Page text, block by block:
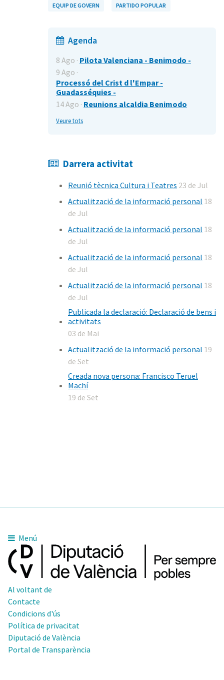
EQUIP DE GOVERN PARTIDO POPULAR
Agenda
8 Ago · Pilota Valenciana - Benimodo -
9 Ago ·
Processó del Crist d l'Empar -
Guadasséquies -
14 Ago · Reunions alcaldia Benimodo
Veure tots
Darrera activitat
Reunió tècnica Cultura i Teatres 23 de Jul
Actualització de la informació personal 18
de Jul
Actualització de la informació personal 18
de Jul
Actualització de la informació personal 18
de Jul
Actualització de la informació personal 18
de Jul
Publicada la declaració: Declaració de bens i
activitats
03 de Mai
Actualització de la informació personal 19
de Set
Creada nova persona: Francisco Teruel
Machí
19 de Set
Menú
Al voltant de
Contacte
Condicions d'ús
Política de privacitat
Diputació de València
Portal de Transparència